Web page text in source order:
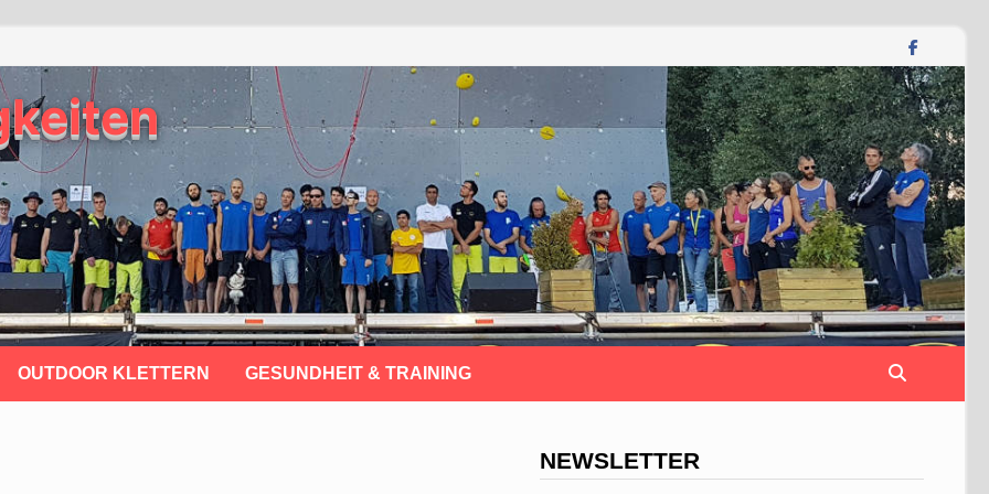
OUTDOOR KLETTERN GESUNDHEIT & TRAINING
NEWSLETTER